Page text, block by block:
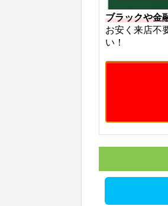
ブラックや金
お安く来店不
い！